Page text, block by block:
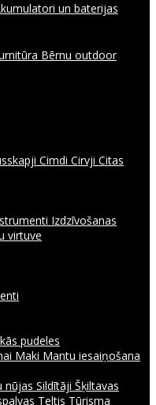
un baterijas
Bērnu outdoor
Cimdi Cirvji Citas
Izdzīvošanas
virtuve
pudeles
Maki Mantu iesaiņošana
nūjas Sildītāji Šķiltavas
Teltis Tūrisma